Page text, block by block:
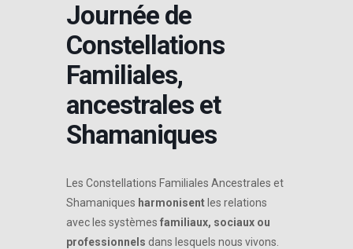
Journée de
Constellations
Familiales,
ancestrales et
Shamaniques
Les Constellations Familiales Ancestrales et
Shamaniques harmonisent les relations
avec les systèmes familiaux, sociaux ou
professionnels dans lesquels nous vivons.